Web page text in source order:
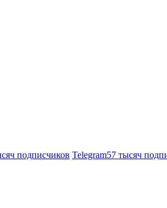
подписчиков Telegram57 тысяч